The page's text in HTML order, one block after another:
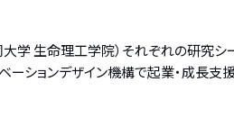
学 生命理工学院）それぞれの研究
ーションデザイン機構で起業・成長支